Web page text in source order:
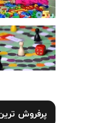
پرفروش